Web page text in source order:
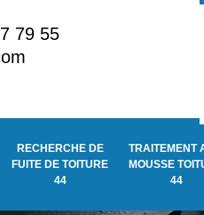
79 55
RECHERCHE DE
FUITE DE TOITURE
44
TRAITEMENT
MOUSSE
44